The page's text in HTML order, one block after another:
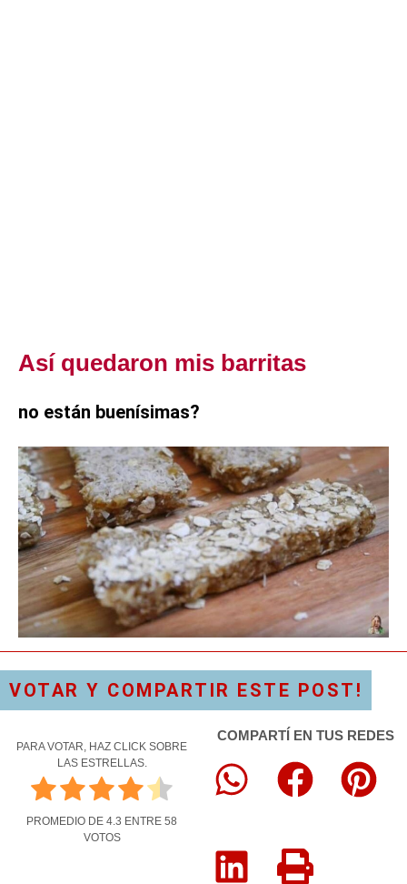
Así quedaron mis barritas
no están buenísimas?
VOTAR Y COMPARTIR ESTE POST!
PARA VOTAR, HAZ CLICK SOBRE
LAS ESTRELLAS.
PROMEDIO DE 4.3 ENTRE 58
VOTOS
COMPARTÍ EN TUS REDES